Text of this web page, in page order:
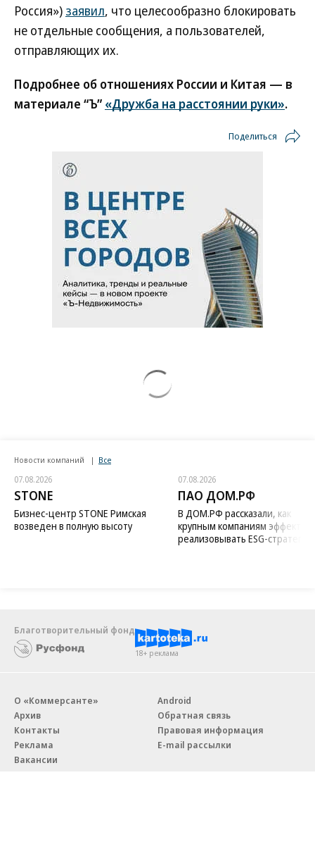
Россия») заявил, что целесообразно блокировать
не отдельные сообщения, а пользователей,
отправляющих их.
Подробнее об отношениях России и Китая — в
материале “Ъ” «Дружба на расстоянии руки».
Поделиться
Новости компаний Все
07.08.2026
STONE
Бизнес-центр STONE Римская
возведен в полную высоту
07.08.2026
ПАО ДОМ.РФ
В ДОМ.РФ рассказали, как
крупным компаниям
реализовывать ESG-стратегию
Благотворительный фонд
18+ реклама
О «Коммерсанте»
Архив
Контакты
Реклама
Вакансии
Android
Обратная связь
Правовая информация
E-mail рассылки